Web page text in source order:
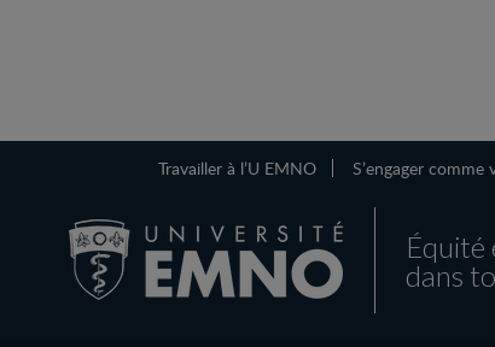
Travailler à l’U EMNO S’engager comme
Équité
dans